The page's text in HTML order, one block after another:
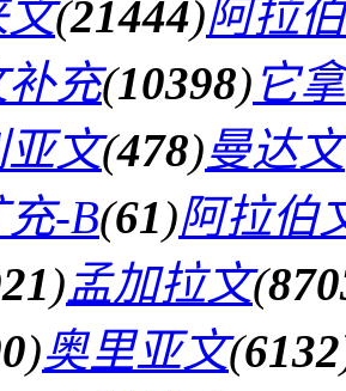
文(21444)阿拉
补充(10398) 它
文(478)曼达文
-B(61)阿拉伯
)孟加拉文(
)奥里亚文(6132